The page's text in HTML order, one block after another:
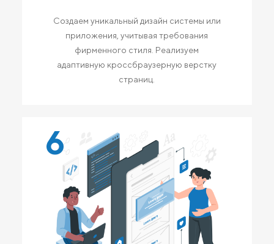
Создаем уникальный дизайн системы или
приложения, учитывая требования
фирменного стиля. Реализуем
адаптивную кроссбраузерную верстку
страниц.
6